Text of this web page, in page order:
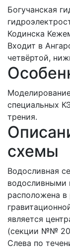
Богучанская
Кодинска
Входит в
четвёртой,
специальных
трения.
схемы
Водосливная
водосливными
расположена в
является
(секции №№
Слева по